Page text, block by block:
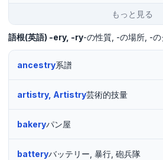
もっと見る
語根(英語) -ery, -ry-の性質 -の場所 -の
ancestry系譜
artistry, Artistry芸術的技量
bakeryパン屋
batteryバッテリー, 暴行, 砲兵隊